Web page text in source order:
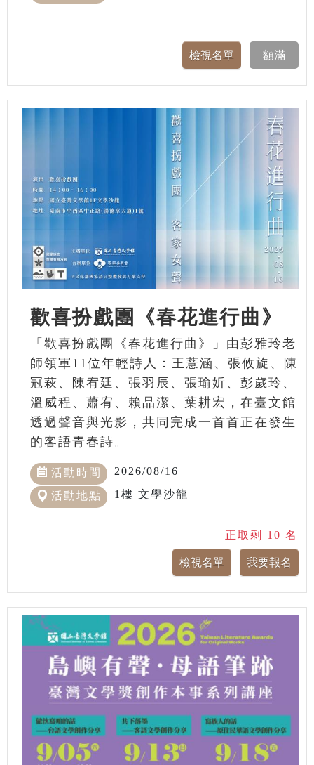
歡喜扮戲團《春花進行曲》
「歡喜扮戲團《春花進行曲》」由彭雅玲老
師領軍11位年輕詩人：王薏涵、張攸旋、陳
冠萩、陳宥廷、張羽辰、張瑜妡、彭歲玲、
溫威程、蕭宥、賴品潔、葉耕宏，在臺文館
透過聲音與光影，共同完成一首首正在發生
的客語青春詩。
活動時間 2026/08/16
活動地點 1樓 文學沙龍
正取剩 10 名